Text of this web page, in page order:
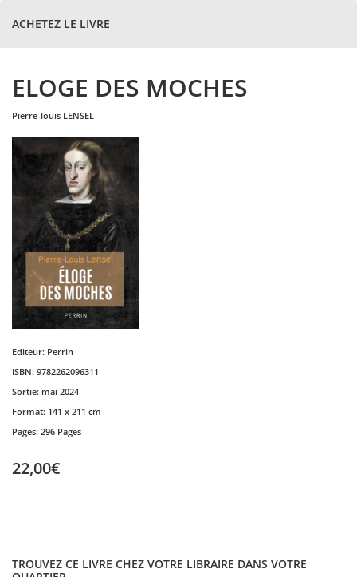
ACHETEZ LE LIVRE
ELOGE DES MOCHES
pierre-louis LENSEL
Editeur: Perrin
ISBN: 9782262096311
Sortie: mai 2024
Format: 141 x 211 cm
Pages: 296 Pages
22,00€
TROUVEZ CE LIVRE CHEZ VOTRE LIBRAIRE DANS VOTRE